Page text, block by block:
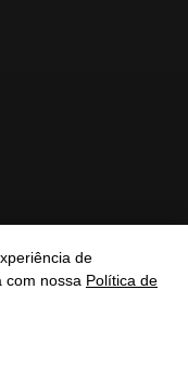
de
com nossa Política de